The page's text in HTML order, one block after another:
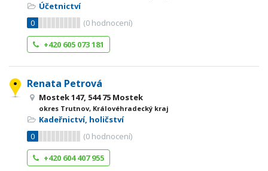
Účetnictví
0
(0 hodnocení)
+420 605 073 181
Renata Petrová
Mostek 147, 544 75 Mostek
okres Trutnov, Královéhradecký kraj
Kadeřnictví, holičství
0
(0 hodnocení)
+420 604 407 955